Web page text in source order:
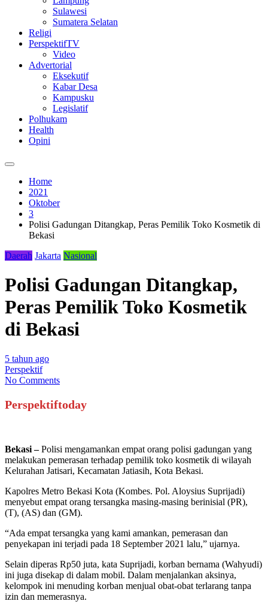
Sulawesi
Sumatera Selatan
Religi
PerspektifTV
Video
Advertorial
Eksekutif
Kabar Desa
Kampusku
Legislatif
Polhukam
Health
Opini
Home
2021
Oktober
3
Polisi Gadungan Ditangkap, Peras Pemilik Toko Kosmetik di
Bekasi
Daerah Jakarta Nasional
Polisi Gadungan Ditangkap,
Peras Pemilik Toko Kosmetik
di Bekasi
5 tahun ago
Perspektif
No Comments
Perspektiftoday
Bekasi –Polisi mengamankan empat orang polisi gadungan yang
melakukan pemerasan terhadap pemilik toko kosmetik di wilayah
Kelurahan Jatisari, Kecamatan Jatiasih, Kota Bekasi.
Kapolres Metro Bekasi Kota (Kombes. Pol. Aloysius Suprijadi)
menyebut empat orang tersangka masing-masing berinisial (PR),
(T), (AS) dan (GM).
“Ada empat tersangka yang kami amankan, pemerasan dan
penyekapan ini terjadi pada 18 September 2021 lalu,” ujarnya.
Selain diperas Rp50 juta, kata Suprijadi, korban bernama (Wahyudi)
ini juga disekap di dalam mobil. Dalam menjalankan aksinya,
kelompok ini menuding korban menjual obat-obat terlarang tanpa
izin dan memerasnya.